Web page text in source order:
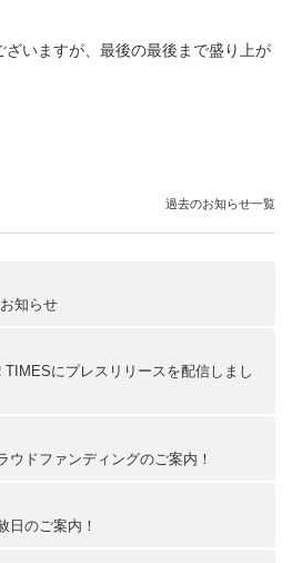
いますが、最後の最後まで盛り上が
知らせ
TIMESにプレスリリースを配信しまし
ウドファンディングのご案内！
日のご案内！
過去のお知らせ一覧